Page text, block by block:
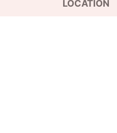
LOCATION